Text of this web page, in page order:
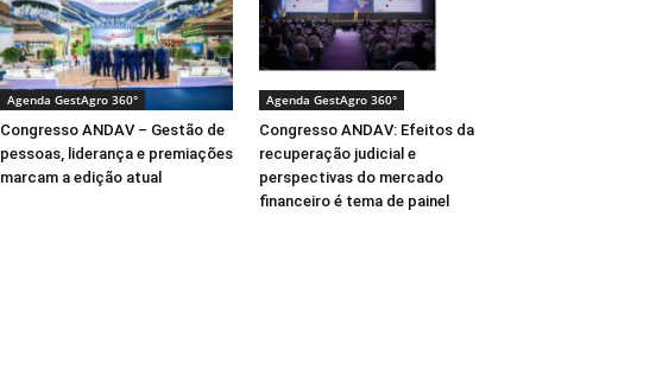
Agenda GestAgro 360°
Congresso ANDAV – Gestão de
pessoas, liderança e premiações
marcam a edição atual
Agenda GestAgro 360°
Congresso ANDAV: Efeitos da
recuperação judicial e
perspectivas do mercado
financeiro é tema de painel